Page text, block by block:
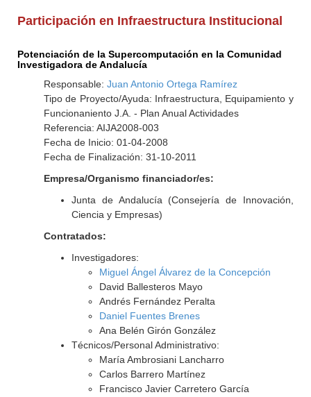
Participación en Infraestructura Institucional
Potenciación de la Supercomputación en la Comunidad
Investigadora de Andalucía
Responsable: Juan Antonio Ortega Ramírez
Tipo de Proyecto/Ayuda: Infraestructura, Equipamiento y
Funcionaniento J.A. - Plan Anual Actividades
Referencia: AIJA2008-003
Fecha de Inicio: 01-04-2008
Fecha de Finalización: 31-10-2011
Empresa/Organismo financiador/es:
Junta de Andalucía (Consejería de Innovación,
Ciencia y Empresas)
Contratados:
Investigadores:
Miguel Ángel Álvarez de la Concepción
David Ballesteros Mayo
Andrés Fernández Peralta
Daniel Fuentes Brenes
Ana Belén Girón González
Técnicos/Personal Administrativo:
María Ambrosiani Lancharro
Carlos Barrero Martínez
Francisco Javier Carretero García